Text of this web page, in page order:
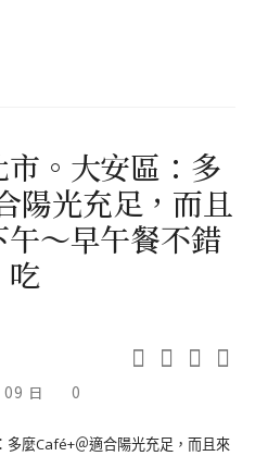
市。大安區：多
陽光充足，而且
～早午餐不錯
吃
日 0